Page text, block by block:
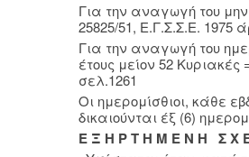
Για την αναγωγή του
25825/51, Ε.Γ.Σ.Σ.Ε. 1975
Για την αναγωγή του
έτους μείον 52
σελ.1261
Οι ημερομίσθιοι, κάθε
δικαιούνται έξ (6)
Ε Ξ Η Ρ Τ Η Μ Ε Ν Η Σ Χ